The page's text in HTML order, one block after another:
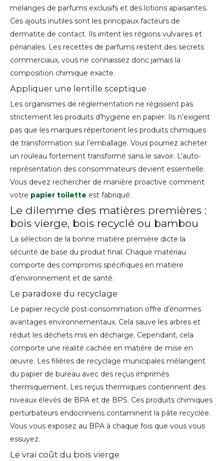
mélanges de parfums exclusifs et des lotions apaisantes.
Ces ajouts inutiles sont les principaux facteurs de
dermatite de contact. Ils irritent les régions vulvaires et
périanales. Les recettes de parfums restent des secrets
commerciaux, vous ne connaissez donc jamais la
composition chimique exacte.
Appliquer une lentille sceptique
Les organismes de réglementation ne régissent pas
strictement les produits d’hygiène en papier. Ils n’exigent
pas que les marques répertorient les produits chimiques
de transformation sur l’emballage. Vous pourriez acheter
un rouleau fortement transformé sans le savoir. L’auto-
représentation des consommateurs devient essentielle.
Vous devez rechercher de manière proactive comment
votre papier toilette est fabriqué.
Le dilemme des matières premières :
bois vierge, bois recyclé ou bambou
La sélection de la bonne matière première dicte la
sécurité de base du produit final. Chaque matériau
comporte des compromis spécifiques en matière
d’environnement et de santé.
Le paradoxe du recyclage
Le papier recyclé post-consommation offre d’énormes
avantages environnementaux. Cela sauve les arbres et
réduit les déchets mis en décharge. Cependant, cela
comporte une réalité cachée en matière de mise en
œuvre. Les filières de recyclage municipales mélangent
du papier de bureau avec des reçus imprimés
thermiquement. Les reçus thermiques contiennent des
niveaux élevés de BPA et de BPS. Ces produits chimiques
perturbateurs endocriniens contaminent la pâte recyclée.
Vous vous exposez au BPA à chaque fois que vous vous
essuyez.
Le vrai coût du bois vierge